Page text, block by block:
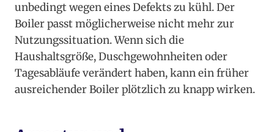
unbedingt wegen eines Defekts zu kühl. Der
Boiler passt möglicherweise nicht mehr zur
Nutzungssituation. Wenn sich die
Haushaltsgröße, Duschgewohnheiten oder
Tagesabläufe verändert haben, kann ein früher
ausreichender Boiler plötzlich zu knapp wirken.